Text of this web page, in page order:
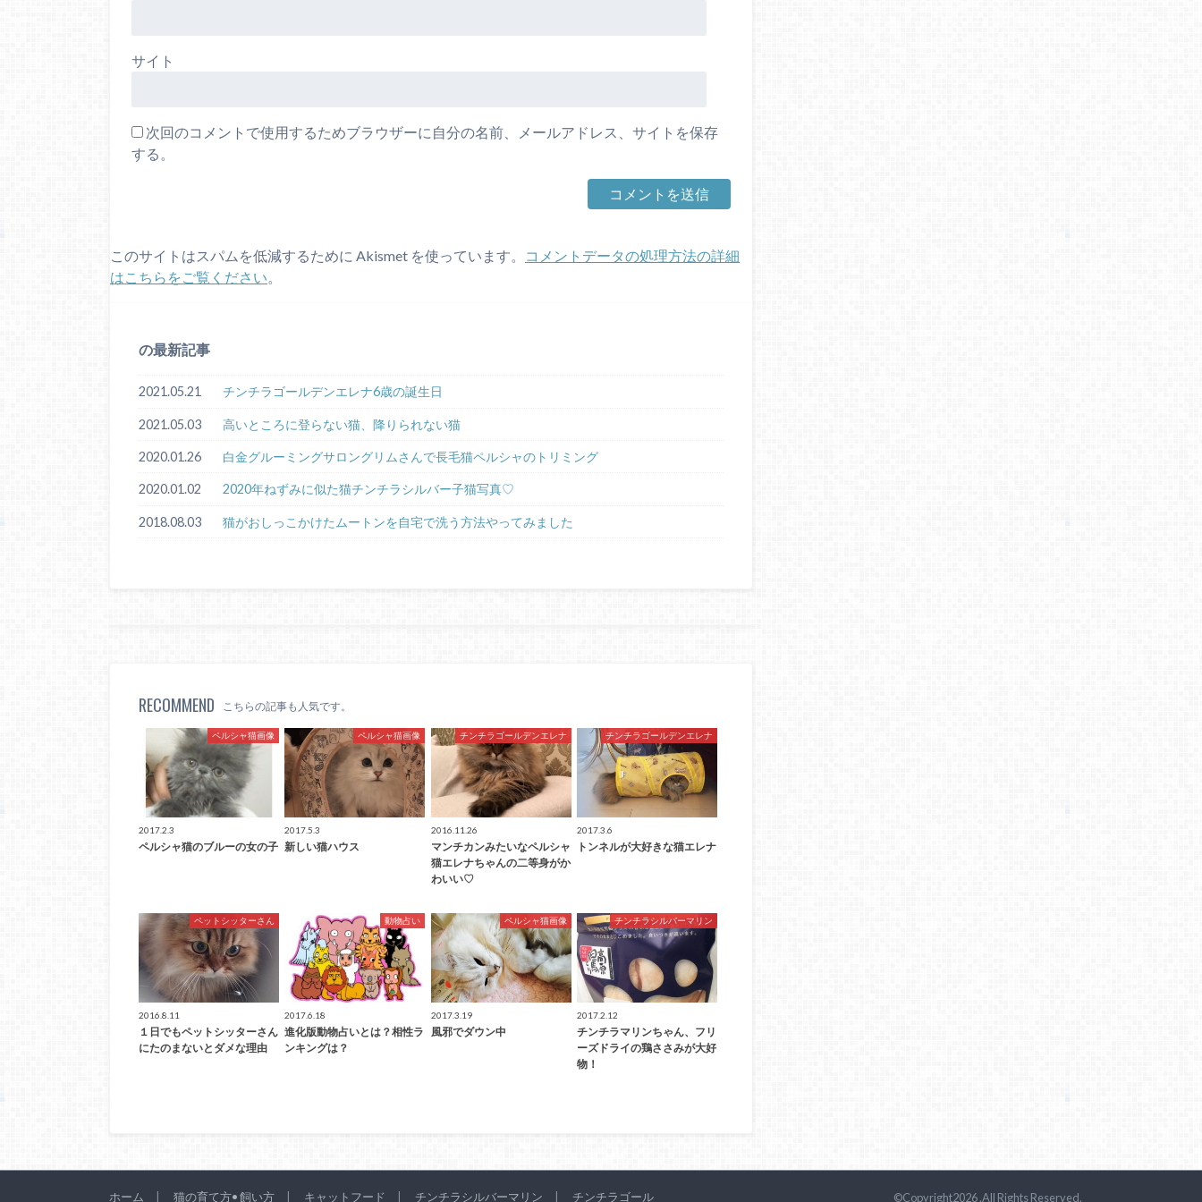
サイト
次回のコメントで使用するためブラウザーに自分の名前、メールアドレス、サイトを保存
する。
このサイトはスパムを低減するために Akismet を使っています。
コメントデータの処理方法の詳細
はこちらをご覧ください。
の最新記事
2021.05.21 チンチラゴールデンエレナ6歳の誕生日
2021.05.03 高いところに登らない猫、降りられない猫
2020.01.26 白金グルーミングサロングリムさんで長毛猫ペルシャのトリミング
2020.01.02 2020年ねずみに似た猫チンチラシルバー子猫写真♡
2018.08.03 猫がおしっこかけたムートンを自宅で洗う方法やってみました
RECOMMEND こちらの記事も人気です。
ペルシャ猫画像
2017.2.3
ペルシャ猫のブルーの女の子
ペルシャ猫画像
2017.5.3
新しい猫ハウス
チンチラゴールデンエレナ
2016.11.26
マンチカンみたいなペルシャ
猫エレナちゃんの二等身がか
わいい♡
チンチラゴールデンエレナ
2017.3.6
トンネルが大好きな猫エレナ
ペットシッターさん
2016.8.11
１日でもペットシッターさん
にたのまないとダメな理由
動物占い
2017.6.18
進化版動物占いとは？相性ラ
ンキングは？
ペルシャ猫画像
2017.3.19
風邪でダウン中
チンチラシルバーマリン
2017.2.12
チンチラマリンちゃん、フリ
ーズドライの鶏ささみが大好
物！
ホーム 猫の育て方• 飼い方 キャットフード チンチラシルバーマリン チンチラゴール ©Copyright2026.All Rights Reserved.